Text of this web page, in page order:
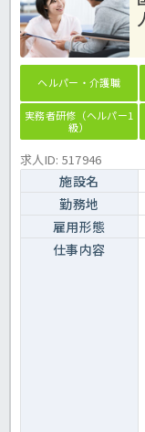
ヘルパー・介護職
実務者研修（ヘルパー1
級）
求人ID: 517946
施設名
勤務地
雇用形態
仕事内容